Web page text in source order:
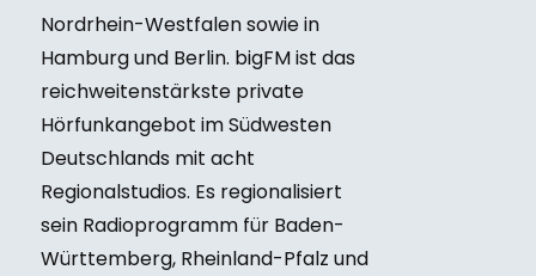
Nordrhein-Westfalen sowie in
Hamburg und Berlin. bigFM ist das
reichweitenstärkste private
Hörfunkangebot im Südwesten
Deutschlands mit acht
Regionalstudios. Es regionalisiert
sein Radioprogramm für Baden-
Württemberg, Rheinland-Pfalz und